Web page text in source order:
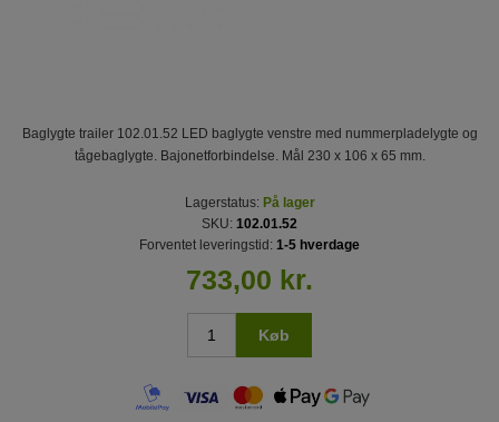
Baglygte trailer 102.01.52 LED baglygte venstre med nummerpladelygte og
tågebaglygte. Bajonetforbindelse. Mål 230 x 106 x 65 mm.
Lagerstatus: På lager
SKU: 102.01.52
Forventet leveringstid: 1-5 hverdage
733,00 kr.
Køb